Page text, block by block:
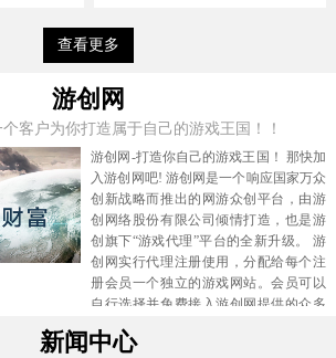
查看更多
游创网
客户为你打造属于自己的游戏王国！！
游创网-打造你自己的游戏王国！ 那快加
入游创网吧! 游创网是一个响应国家万众
创新战略而推出的网游众创平台，由游
创网络股份有限公司倾情打造，也是游
创旗下“游戏代理”平台的全新升级。 游
创网实行代理注册使用，分配给每个注
册会员一个独立的游戏网站。会员可以
自行选择并免费接入游创网提供的众多
高品质的热门网络游戏，还可以选择各
种丰富多样的功能，如美女主播、玩家
新闻中心